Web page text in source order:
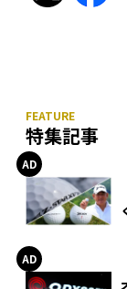
特集記事